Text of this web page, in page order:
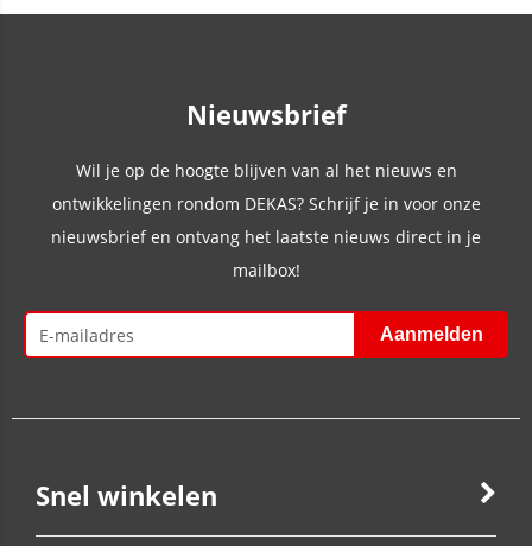
Nieuwsbrief
Wil je op de hoogte blijven van al het nieuws en
ontwikkelingen rondom DEKAS? Schrijf je in voor onze
nieuwsbrief en ontvang het laatste nieuws direct in je
mailbox!
Snel winkelen